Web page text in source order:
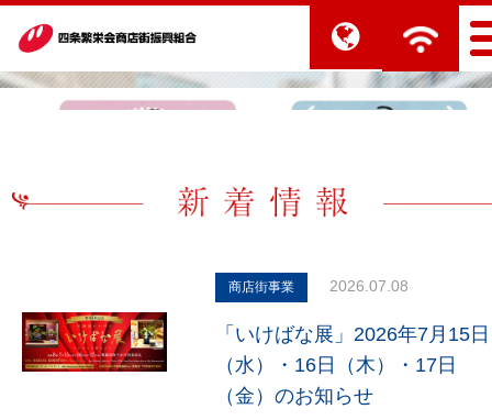
商店街事業 2026.07.08
「いけばな展」2026年7月15日
（水）・16日（木）・17日
（金）のお知らせ